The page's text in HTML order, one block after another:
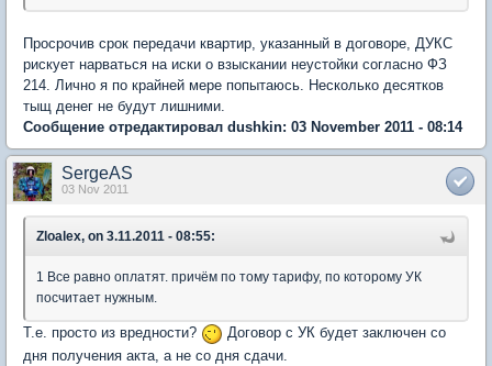
Просрочив срок передачи квартир, указанный в договоре, ДУКС
рискует нарваться на иски о взыскании неустойки согласно ФЗ
214. Лично я по крайней мере попытаюсь. Несколько десятков
тыщ денег не будут лишними.
Сообщение отредактировал dushkin: 03 November 2011 - 08:14
SergeAS
03 Nov 2011
Zloalex, on 3.11.2011 - 08:55:
1 Все равно оплатят. причём по тому тарифу, по которому УК
посчитает нужным.
Т.е. просто из вредности?
Договор с УК будет заключен со
дня получения акта, а не со дня сдачи.